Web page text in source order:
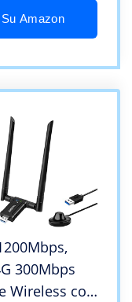
Amazon
300Mbps
Wireless con